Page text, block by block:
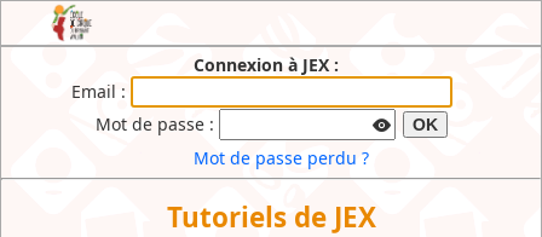
JEX : l'Extranet de l'Ecole de Cirque du
Connexion à JEX :
Email :
Mot de passe :
OK
Mot de passe perdu ?
Tutoriels de JEX